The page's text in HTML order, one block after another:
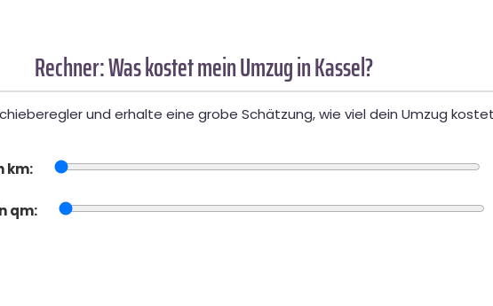
Rechner: Was kostet mein Umzug in Kassel?
und erhalte eine grobe Schätzung, wie viel dein Umzug
km:
qm: